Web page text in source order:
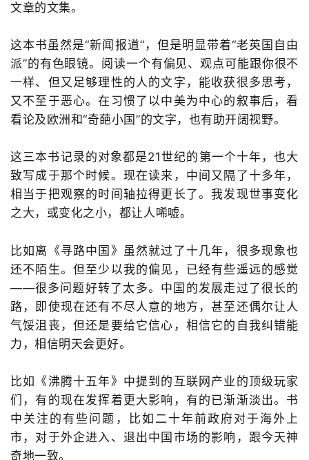
文章的文集。
这本书虽然是“新闻报道”，但是明显带着“老英国自由
派”的有色眼镜。阅读一个有偏见、观点可能跟你很不
一样、但又足够理性的人的文字，能收获很多思考，
又不至于恶心。在习惯了以中美为中心的叙事后，看
看论及欧洲和“奇葩小国”的文字，也有助开阔视野。
这三本书记录的对象都是21世纪的第一个十年，也大
致写成于那个时候。现在读来，中间又隔了十多年，
相当于把观察的时间轴拉得更长了。我发现世事变化
之大，或变化之小，都让人唏嘘。
比如离《寻路中国》虽然就过了十几年，很多现象也
还不陌生。但至少以我的偏见，已经有些遥远的感觉
——很多问题好转了太多。中国的发展走过了很长的
路，即使现在还有不尽人意的地方，甚至还偶尔让人
气馁沮丧，但还是要给它信心，相信它的自我纠错能
力，相信明天会更好。
比如《沸腾十五年》中提到的互联网产业的顶级玩家
们，有的现在发挥着更大影响，有的已渐渐淡出。书
中关注的有些问题，比如二十年前政府对于海外上
市，对于外企进入、退出中国市场的影响，跟今天神
奇地一致。